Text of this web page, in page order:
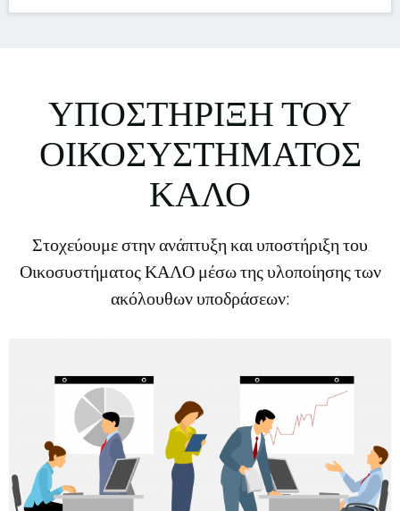
ΥΠΟΣΤΗΡΙΞΗ ΤΟΥ
ΟΙΚΟΣΥΣΤΗΜΑΤΟΣ
ΚΑΛΟ
Στοχεύουμε στην ανάπτυξη και υποστήριξη του
Οικοσυστήματος ΚΑΛΟ μέσω της υλοποίησης των
ακόλουθων υποδράσεων: